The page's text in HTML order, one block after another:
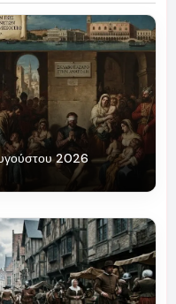
2026